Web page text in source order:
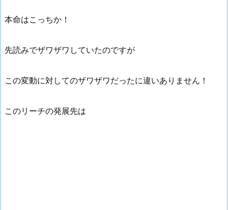
本命はこっちか！
先読みでザワザワしていたのですが
この変動に対してのザワザワだったに違いありません！
このリーチの発展先は